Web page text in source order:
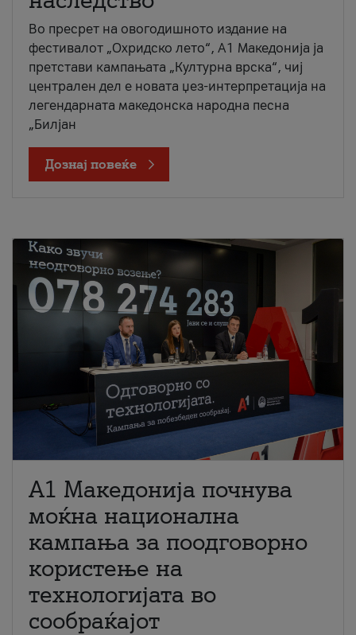
Во пресрет на овогодишното издание на
фестивалот „Охридско лето“, А1 Македонија ја
претстави кампањата „Културна врска“, чиј
централен дел е новата џез-интерпретација на
легендарната македонска народна песна
„Билјан
Дознај повеќе
A1 Македонија почнува
моќна национална
кампања за поодговорно
користење на
технологијата во
сообраќајот